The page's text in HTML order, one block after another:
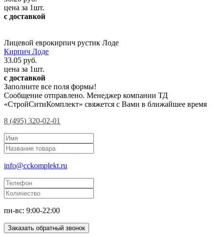
цена за 1шт.
с доставкой
Лицевой еврокирпич рустик Лоде
Кирпич Лоде
33.05 руб.
цена за 1шт.
с доставкой
Заполните все поля формы!
Сообщение отправлено. Менеджер компании ТД
«СтройСитиКомплект» свяжется с Вами в ближайшее время
8 (495) 320-02-01
info@cckomplekt.ru
пн-вс: 9:00-22:00
Заказать обратный звонок